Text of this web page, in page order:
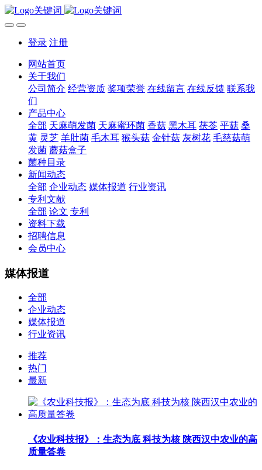
登录 注册
网站首页
关于我们
公司简介 经营资质 奖项荣誉 在线留言 在线反馈 联系我
们
产品中心
全部 天麻萌发菌 天麻蜜环菌 香菇 黑木耳 茯苓 平菇 桑
黄 灵芝 羊肚菌 毛木耳 猴头菇 金针菇 灰树花 毛慈菇萌
发菌 蘑菇盒子
菌种目录
新闻动态
全部 企业动态 媒体报道 行业资讯
专利文献
全部 论文 专利
资料下载
招聘信息
会员中心
媒体报道
全部
企业动态
媒体报道
行业资讯
推荐
热门
最新
《农业科技报》：生态为底 科技为核 陕西汉中农业的高
质量答卷